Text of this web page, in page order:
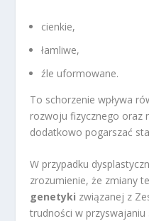
cienkie,
łamliwe,
źle uformowane.
To schorzenie wpływa
rozwoju fizycznego oraz
dodatkowo pogarszać
W przypadku
zrozumienie, że zmiany
genetyki związanej z
trudności w